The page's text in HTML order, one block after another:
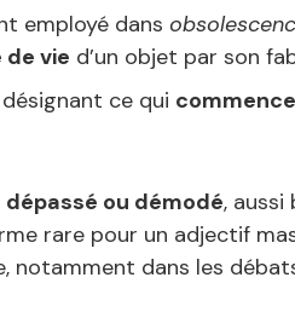
employé dans
vie d’un objet par son
ce qui
dépassé ou démodé, aussi
rare pour un adjectif
notamment dans les